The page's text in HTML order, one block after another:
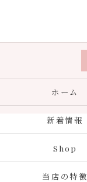
ホーム
新着情報
Shop
当店の特徴